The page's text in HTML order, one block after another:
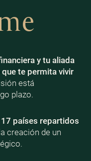
y tu aliada
te permita vivir
está
plazo.
países repartidos
creación de un